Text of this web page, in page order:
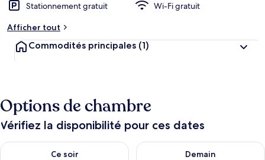
Stationnement gratuit
Wi-Fi gratuit
Afficher tout
Commodités principales (1)
Options de chambre
Vérifiez la disponibilité pour ces dates
Ce soir
Vérifier la disponibilité pour ce soir août 7 - août 8
Demain
Vérifier la disponibilité pour